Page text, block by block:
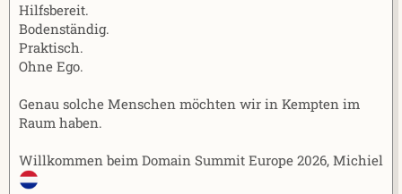
Hilfsbereit.
Bodenständig.
Praktisch.
Ohne Ego.
Genau solche Menschen möchten wir in Kempten im
Raum haben.
Willkommen beim Domain Summit Europe 2026, Michiel